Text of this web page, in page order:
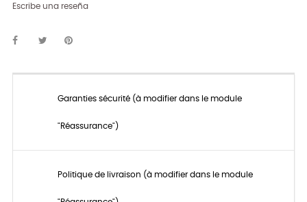
Escribe una reseña
Garanties sécurité (à modifier dans le module
"Réassurance")
Politique de livraison (à modifier dans le module